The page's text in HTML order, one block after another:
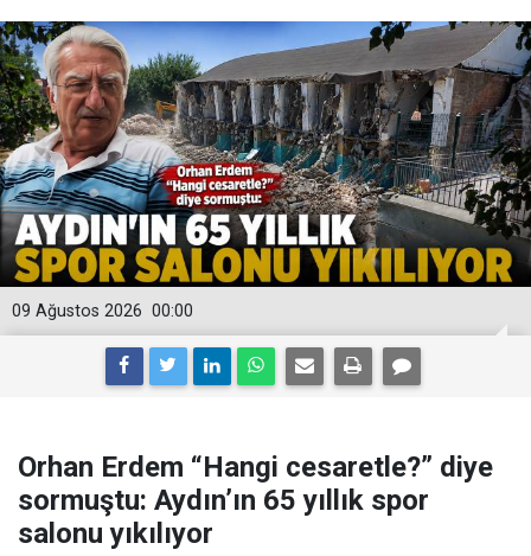
00:00
09 Ağustos 2026
Orhan Erdem “Hangi cesaretle?” diye
sormuştu: Aydın’ın 65 yıllık spor
salonu yıkılıyor